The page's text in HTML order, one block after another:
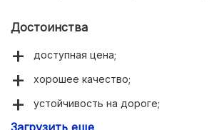
Достоинства
доступная цена;
хорошее качество;
устойчивость на дороге;
широкий ассортимент.
Загрузить еще